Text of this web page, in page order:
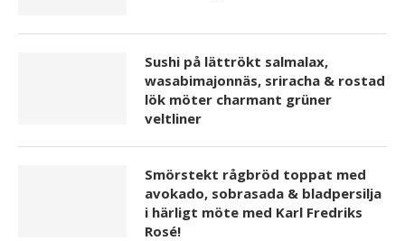
Sushi på lättrökt salmalax,
wasabimajonnäs, sriracha & rostad
lök möter charmant grüner
veltliner
Smörstekt rågbröd toppat med
avokado, sobrasada & bladpersilja
i härligt möte med Karl Fredriks
Rosé!